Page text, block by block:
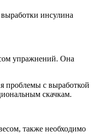
инсулина
упражнений. Она
проблемы с выработкой
скачкам.
также необходимо